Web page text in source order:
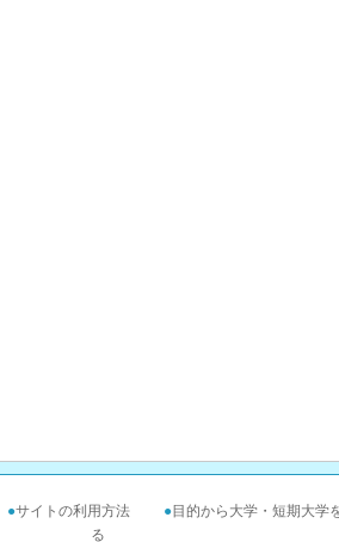
●サイトの利用方法 ●目的から大学・短期大学
る